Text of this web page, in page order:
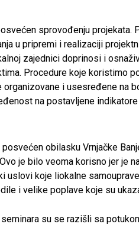
sprovođenju
u pripremi i realizaciji
zajednici doprinosi i
Procedure koje koristimo
organizovane i usesređene na
na postavljene
obilasku Vrnjačke
je bilo veoma korisno jer je
uslovi koje liokalne
i velike poplave koje su
su se razišli sa